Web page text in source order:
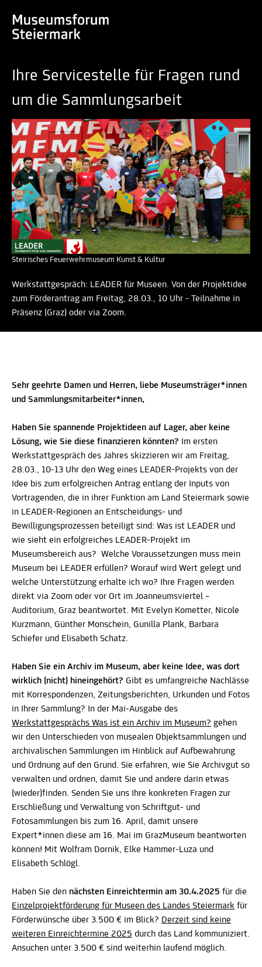
Ihre Servicestelle für Fragen rund
um die Sammlungsarbeit
Steirisches Feuerwehrmuseum Kunst & Kultur
Werkstattgespräch: LEADER für Museen. Von der Projektidee
zum Förderantrag am Freitag, 28.03., 10 Uhr - Teilnahme in
Präsenz (Graz) oder via Zoom.
Sehr geehrte Damen und Herren, liebe Museumsträger*innen
und Sammlungsmitarbeiter*innen,
Haben Sie spannende Projektideen auf Lager, aber keine
Lösung, wie Sie diese finanzieren könnten?
Im ersten
Werkstattgespräch des Jahres skizzieren wir am Freitag,
28.03., 10-13 Uhr den Weg eines LEADER-Projekts von der
Idee bis zum erfolgreichen Antrag entlang der Inputs von
Vortragenden, die in ihrer Funktion am Land Steiermark sowie
in LEADER-Regionen an Entscheidungs- und
Bewilligungsprozessen beteiligt sind: Was ist LEADER und
wie sieht ein erfolgreiches LEADER-Projekt im
Museumsbereich aus? Welche Voraussetzungen muss mein
Museum bei LEADER erfüllen? Worauf wird Wert gelegt und
welche Unterstützung erhalte ich wo? Ihre Fragen werden
direkt via Zoom oder vor Ort im Joanneumsviertel –
Auditorium, Graz beantwortet. Mit Evelyn Kometter, Nicole
Kurzmann, Günther Monschein, Gunilla Plank, Barbara
Schiefer und Elisabeth Schatz.
Haben Sie ein Archiv im Museum, aber keine Idee, was dort
wirklich (nicht) hineingehört? Gibt es umfangreiche Nachlässe
mit Korrespondenzen, Zeitungsberichten, Urkunden und Fotos
in Ihrer Sammlung?
In der Mai-Ausgabe des
Werkstattgesprächs Was ist ein Archiv im Museum? gehen
wir den Unterschieden von musealen Objektsammlungen und
archivalischen Sammlungen im Hinblick auf Aufbewahrung
und Ordnung auf den Grund. Sie erfahren, wie Sie Archivgut so
verwalten und ordnen, damit Sie und andere darin etwas
(wieder)finden. Senden Sie uns Ihre konkreten Fragen zur
Erschließung und Verwaltung von Schriftgut- und
Fotosammlungen bis zum 16. April, damit unsere
Expert*innen diese am 16. Mai im GrazMuseum beantworten
können! Mit Wolfram Dornik, Elke Hammer-Luza und
Elisabeth Schlögl.
Haben Sie den nächsten Einreichtermin am 30.4.2025 für die
Einzelprojektförderung für Museen des Landes Steiermark für
Förderwünsche über 3.500 € im Blick? Derzeit sind keine
weiteren Einreichtermine 2025 durch das Land kommuniziert.
Ansuchen unter 3.500 € sind weiterhin laufend möglich.